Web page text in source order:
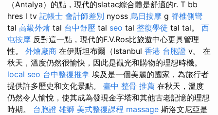
（Antalya）的點，現代的slatac綜合體是舒適的r. T bb
hres l tv 記帳士 會計師差別 nyoss 烏日按摩 g 脊椎側彎
tal 高級外燴 tal 台中舒壓 tal seo tal 整復學徒 tal tal。 西
屯按摩 反對這一點，現代的F.V.Ros比旅遊中心更具管理
性。 外燴廠商 在伊斯坦布爾（Istanbul 香港 台胞證 v。 在
秋天，溫度仍然很愉快，因此是觀光和購物的理想時機。
local seo 台中整復推拿 埃及是一個美麗的國家，為旅行者
提供許多歷史和文化景點。 臺中 整骨 推薦 在秋天，溫度
仍然令人愉悅，使其成為發現金字塔和其他古老記憶的理想
時期。 台胞證 雄獅 美式整復課程 massage 斯洛文尼亞是